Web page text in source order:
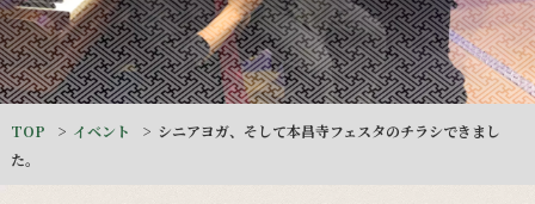
TOP イベント
シニアヨガ、そして本昌寺フェスタのチラシできまし
た。